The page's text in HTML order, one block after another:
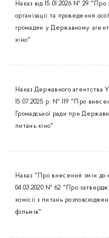
Наказ від 15.01.2026 № 29
організації та проведення
громадян у Державному
кіно"
Наказ Державного агентства
15.07.2025 р. № 119 "Про
Громадської ради при
питань кіно"
Наказ "Про внесення змін до
04.03.2020 № 62 "Про
комісії з питань
фільмів"